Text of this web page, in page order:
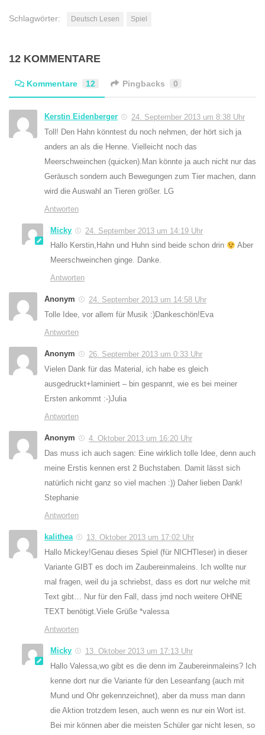
Schlagwörter: Deutsch Lesen Spiel
12 KOMMENTARE
Kommentare 12 Pingbacks 0
Kerstin Eidenberger
24. September 2013 um 8:38 Uhr
Toll! Den Hahn könntest du noch nehmen, der hört sich ja
anders an als die Henne. Vielleicht noch das
Meerschweinchen (quicken).Man könnte ja auch nicht nur das
Geräusch sondern auch Bewegungen zum Tier machen, dann
wird die Auswahl an Tieren größer. LG
Antworten
Micky
24. September 2013 um 14:19 Uhr
Hallo Kerstin,Hahn und Huhn sind beide schon drin
Aber
Meerschweinchen ginge. Danke.
Antworten
Anonym
24. September 2013 um 14:58 Uhr
Tolle Idee, vor allem für Musik :)Dankeschön!Eva
Antworten
Anonym
26. September 2013 um 0:33 Uhr
Vielen Dank für das Material, ich habe es gleich
ausgedruckt+laminiert – bin gespannt, wie es bei meiner
Ersten ankommt :-)Julia
Antworten
Anonym
4. Oktober 2013 um 16:20 Uhr
Das muss ich auch sagen: Eine wirklich tolle Idee, denn auch
meine Erstis kennen erst 2 Buchstaben. Damit lässt sich
natürlich nicht ganz so viel machen :)) Daher lieben Dank!
Stephanie
Antworten
kalithea
13. Oktober 2013 um 17:02 Uhr
Hallo Mickey!Genau dieses Spiel (für NICHTleser) in dieser
Variante GIBT es doch im Zaubereinmaleins. Ich wollte nur
mal fragen, weil du ja schriebst, dass es dort nur welche mit
Text gibt… Nur für den Fall, dass jmd noch weitere OHNE
TEXT benötigt.Viele Grüße *valessa
Antworten
Micky
13. Oktober 2013 um 17:13 Uhr
Hallo Valessa,wo gibt es die denn im Zaubereinmaleins? Ich
kenne dort nur die Variante für den Leseanfang (auch mit
Mund und Ohr gekennzeichnet), aber da muss man dann
die Aktion trotzdem lesen, auch wenn es nur ein Wort ist.
Bei mir können aber die meisten Schüler gar nicht lesen, so